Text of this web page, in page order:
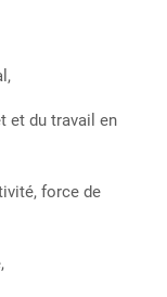
et du travail en
force de